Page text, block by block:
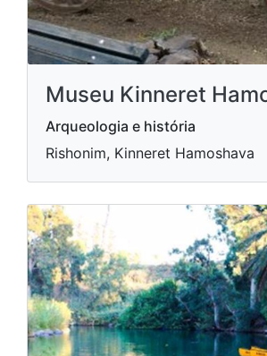
Museu Kinneret
Arqueologia e história
Rishonim, Kinneret Hamoshava